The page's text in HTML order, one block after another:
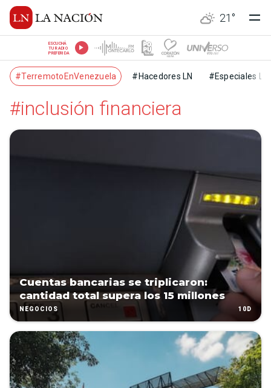
21 °
ESCUCHÁ
TU RADIO
PREFERIDA
#TerremotoEnVenezuela #Hacedores LN #Especiales LN
#inclusión financiera
Cuentas bancarias se triplicaron:
cantidad total supera los 15 millones
NEGOCIOS 10D